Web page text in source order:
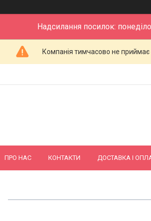
Надсилання посилок:
Компанія тимчасово не
ПРО НАС КОНТАКТИ ДОСТАВКА І